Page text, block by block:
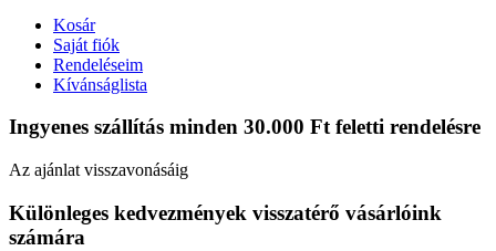
Kosár
Saját fiók
Rendeléseim
Kívánságlista
Ingyenes szállítás minden 30.000 Ft feletti rendelésre
Az ajánlat visszavonásáig
Különleges kedvezmények visszatérő vásárlóink
számára